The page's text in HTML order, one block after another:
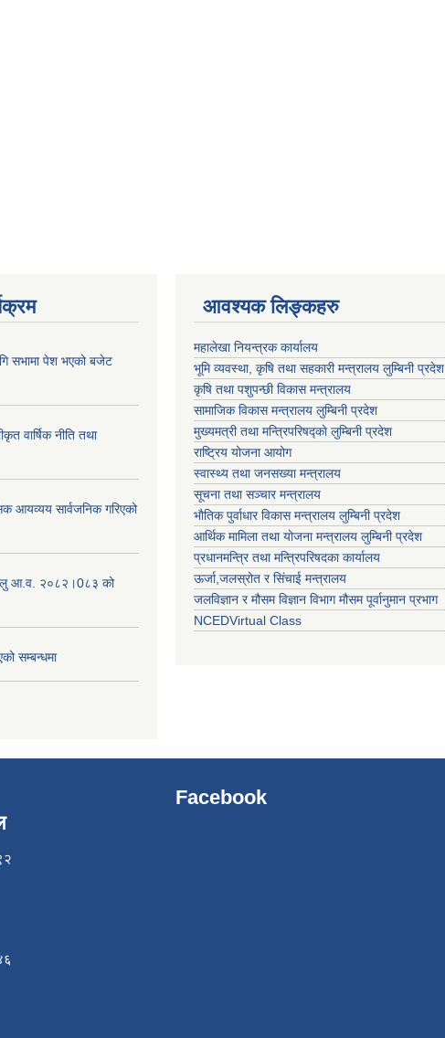
सभामा पेश भएको बजेट
वार्षिक नीति तथा
आयव्यय सार्वजनिक गरिएको
आ.व. २०८२।0८३ को
सम्बन्धमा
आवश्यक लिङ्कहरु
महालेखा नियन्त्रक कार्यालय
भूमि व्यवस्था, कृषि तथा सहकारी मन्त्रालय लुम्बिनी प्रदेश
कृषि तथा पशुपन्छी विकास मन्त्रालय
सामाजिक विकास मन्त्रालय लुम्बिनी प्रदेश
मुख्यमत्री तथा मन्त्रिपरिषद्काे लुम्बिनी प्रदेश
राष्ट्रिय योजना आयोग
स्वास्थ्य तथा जनसख्या मन्त्रालय
सूचना तथा सञ्चार मन्त्रालय
भाैतिक पुर्वाधार विकास मन्त्रालय लुम्बिनी प्रदेश
आर्थिक मामिला तथा योजना मन्त्रालय लुम्बिनी प्रदेश
प्रधानमन्त्रि तथा मन्त्रिपरिषदका कार्यालय
ऊर्जा,जलस्रोत र सिंचाई मन्त्रालय
जलविज्ञान र मौसम विज्ञान विभाग मौसम पूर्वानुमान प्रभाग
NCEDVirtual Class
Facebook